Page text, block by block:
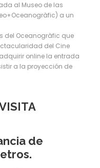
al Museo de las
a un
del Oceanogràfic que
del Cine
online la entrada
a la proyección de
de